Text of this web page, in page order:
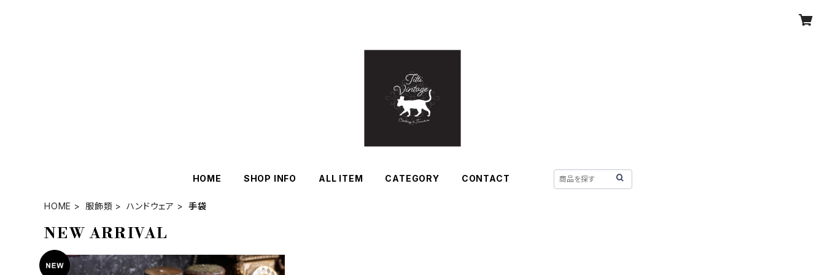
HOME SHOP INFO ALL ITEM CATEGORY CONTACT
HOME 服飾類 ハンドウェア 手袋
NEW ARRIVAL